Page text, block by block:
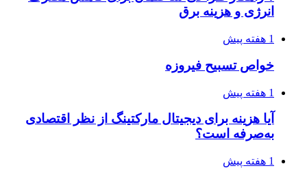
انرژی و هزینه برق
1 هفته پیش
خواص تسبیح فیروزه
1 هفته پیش
آیا هزینه برای دیجیتال مارکتینگ از نظر اقتصادی
به‌صرفه است؟
1 هفته پیش